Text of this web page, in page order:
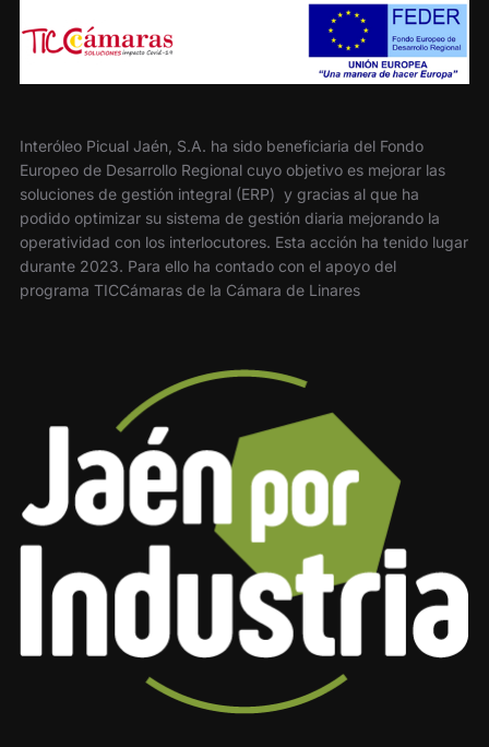
Interóleo Picual Jaén, S.A. ha sido beneficiaria del Fondo
Europeo de Desarrollo Regional cuyo objetivo es mejorar las
soluciones de gestión integral (ERP) y gracias al que ha
podido optimizar su sistema de gestión diaria mejorando la
operatividad con los interlocutores. Esta acción ha tenido lugar
durante 2023. Para ello ha contado con el apoyo del
programa TICCámaras de la Cámara de Linares